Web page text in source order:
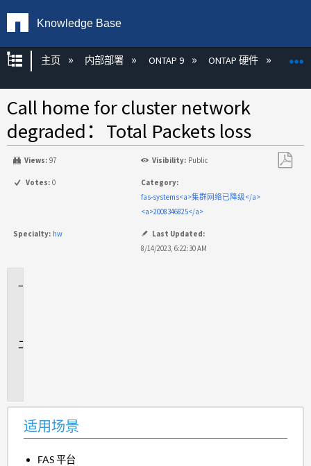
Knowledge Base
扩展/隐缩全局层次
主页 内部部署 ONTAP 9 ONTAP 硬件
Call home for cluster network
degraded：Total Packets loss
Views: 97 Visibility: Public
Votes: 0
Category:
fas-systems<a>集群网络已降级</a>
<a>2008346825</a>
Specialty: hw
Last Updated:
8/14/2023, 6:22:30 AM
适用场景
FAS 平台